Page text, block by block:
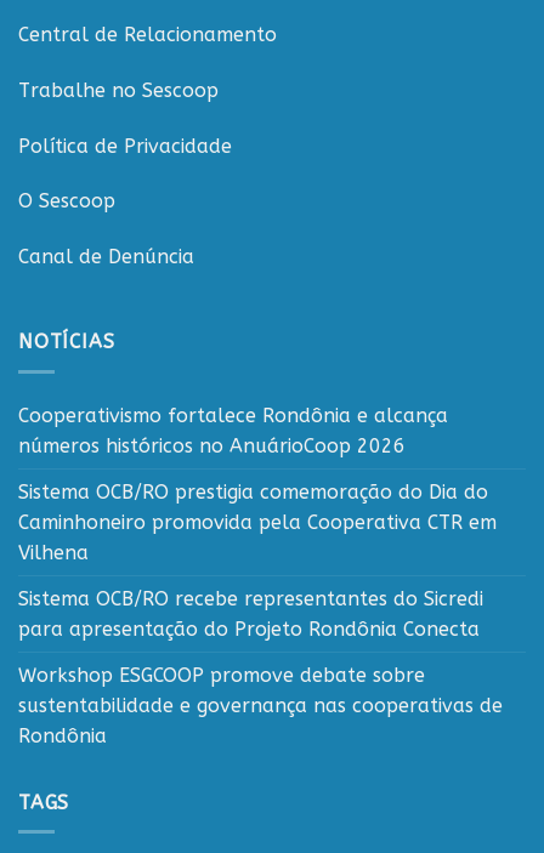
cooperativismo
Central de Relacionamento
Trabalhe no Sescoop
Política de Privacidade
O Sescoop
Canal de Denúncia
NOTÍCIAS
Cooperativismo fortalece Rondônia e alcança
números históricos no AnuárioCoop 2026
Sistema OCB/RO prestigia comemoração do Dia do
Caminhoneiro promovida pela Cooperativa CTR em
Vilhena
Sistema OCB/RO recebe representantes do Sicredi
para apresentação do Projeto Rondônia Conecta
Workshop ESGCOOP promove debate sobre
sustentabilidade e governança nas cooperativas de
Rondônia
TAGS